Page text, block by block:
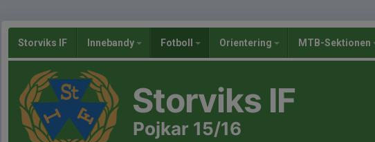
Storviks IF Innebandy Fotboll Orientering MTB-Sektionen
Storviks IF
Pojkar 15/16